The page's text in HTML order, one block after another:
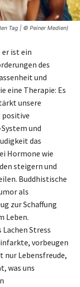
Tag | © Peiner Medien)
er ist ein
des
und
eine Therapie: Es
unsere
positive
und
das
Hormone wie
steigern und
Buddhistische
als
zur Schaffung
Leben.
Stress
vorbeugen
nur Lebensfreude,
was uns